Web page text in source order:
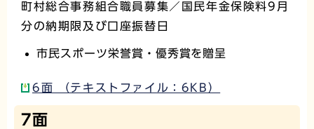
町村総合事務組合職員募集／国民年金保険料9月
分の納期限及び口座振替日
市民スポーツ栄誉賞・優秀賞を贈呈
6面 （テキストファイル：6KB）
7面